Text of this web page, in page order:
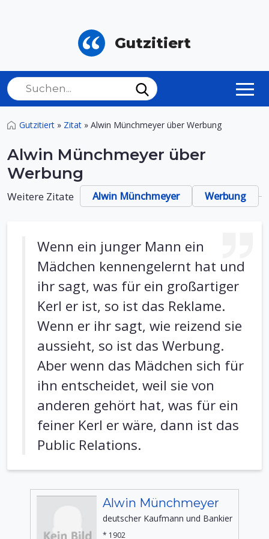
Gutzitiert
Gutzitiert » Zitat » Alwin Münchmeyer über Werbung
Alwin Münchmeyer über
Werbung
Weitere Zitate Alwin Münchmeyer Werbung
Wenn ein junger Mann ein
Mädchen kennengelernt hat und
ihr sagt, was für ein großartiger
Kerl er ist, so ist das Reklame.
Wenn er ihr sagt, wie reizend sie
aussieht, so ist das Werbung.
Aber wenn das Mädchen sich für
ihn entscheidet, weil sie von
anderen gehört hat, was für ein
feiner Kerl er wäre, dann ist das
Public Relations.
Alwin Münchmeyer
deutscher Kaufmann und Bankier
* 1902